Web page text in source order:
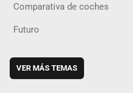
Comparativa de coches
Futuro
VER MÁS TEMAS